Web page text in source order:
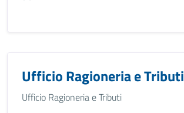
Ufficio Ragioneria e Tributi
Ufficio Ragioneria e Tributi